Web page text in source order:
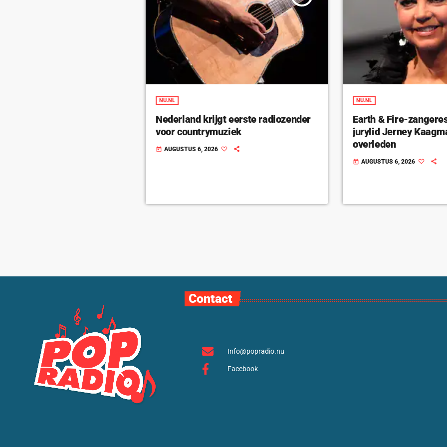
NU.NL
Nederland krijgt eerste radiozender
voor countrymuziek
today AUGUSTUS 6, 2026
NU.NL
Earth & Fire-
jurylid Jerney
overleden
today AUGUSTUS 6, 2026
Contact
Info@popradio.nu
Facebook